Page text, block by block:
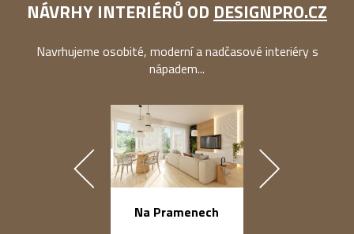
NÁVRHY INTERIÉRŮ OD DESIGNPRO.CZ
Navrhujeme osobité, moderní a nadčasové interiéry s
nápadem...
Na Pramenech